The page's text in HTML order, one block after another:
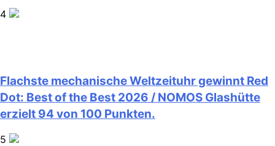
4
Flachste mechanische Weltzeituhr gewinnt Red
Dot: Best of the Best 2026 / NOMOS Glashütte
erzielt 94 von 100 Punkten.
5